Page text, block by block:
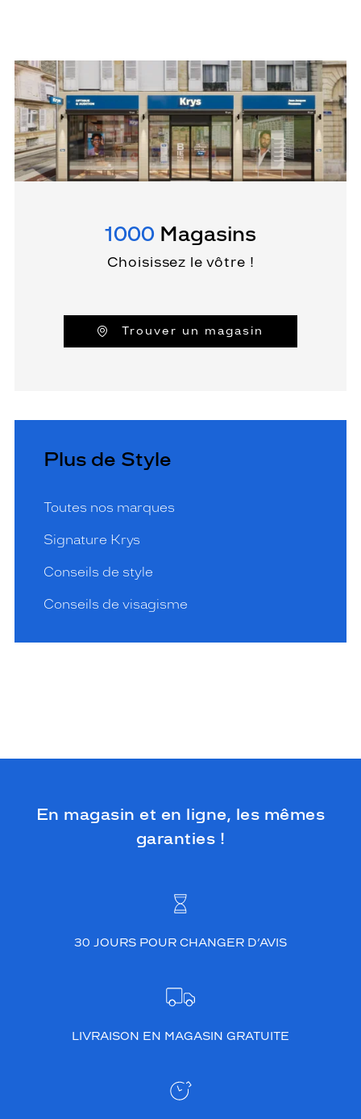
1000 Magasins
Choisissez le vôtre !
Trouver un magasin
Plus de Style
Toutes nos marques
Signature Krys
Conseils de style
Conseils de visagisme
En magasin et en ligne, les mêmes
garanties !
30 JOURS POUR CHANGER D’AVIS
LIVRAISON EN MAGASIN GRATUITE